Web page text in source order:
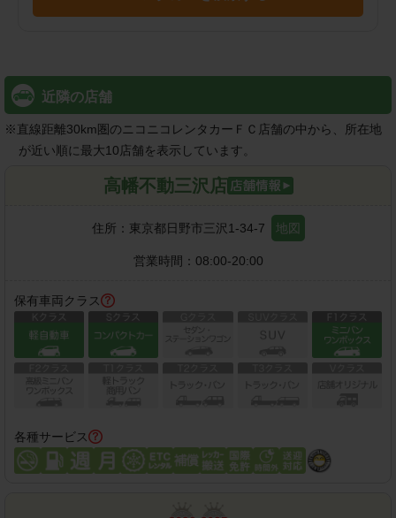
近隣の店舗
※直線距離30km圏のニコニコレンタカーＦＣ店舗の中から、所在地
が近い順に最大10店舗を表示しています。
高幡不動三沢店
住所： 東京都日野市三沢1-34-7 地図
営業時間： 08:00-20:00
保有車両クラス
各種サービス